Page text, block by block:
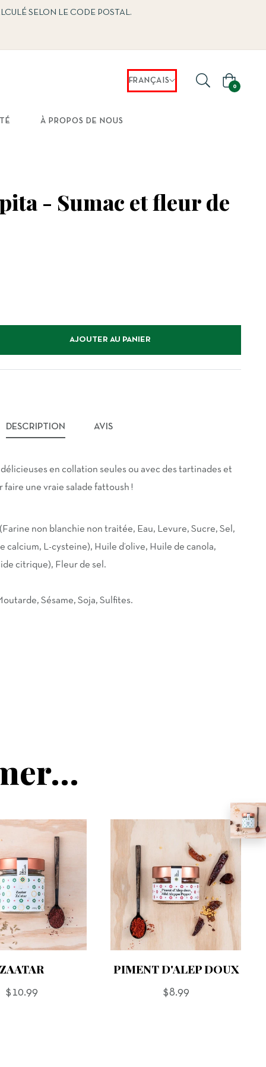
SELON LE CODE POSTAL.
FRANÇAIS Panier
0
À PROPOS DE NOUS
- Sumac et fleur de
AJOUTER AU PANIER
DESCRIPTION AVIS
en collation seules ou avec des tartinades et
une vraie salade fattoush !
non blanchie non traitée, Eau, Levure, Sucre, Sel,
calcium, L-cysteine), Huile d’olive, Huile de canola,
citrique), Fleur de sel.
Sésame, Soja, Sulfites.
Prix
$10.99
PIMENT D'ALEP DOUX
Prix
$8.99